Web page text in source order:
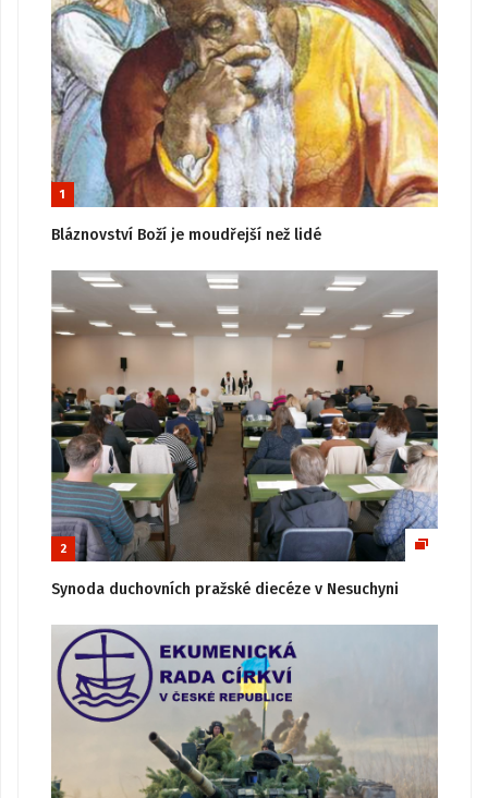
1
Bláznovství Boží je moudřejší než lidé
2
Synoda duchovních pražské diecéze v Nesuchyni